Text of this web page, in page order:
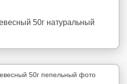
50г натуральный